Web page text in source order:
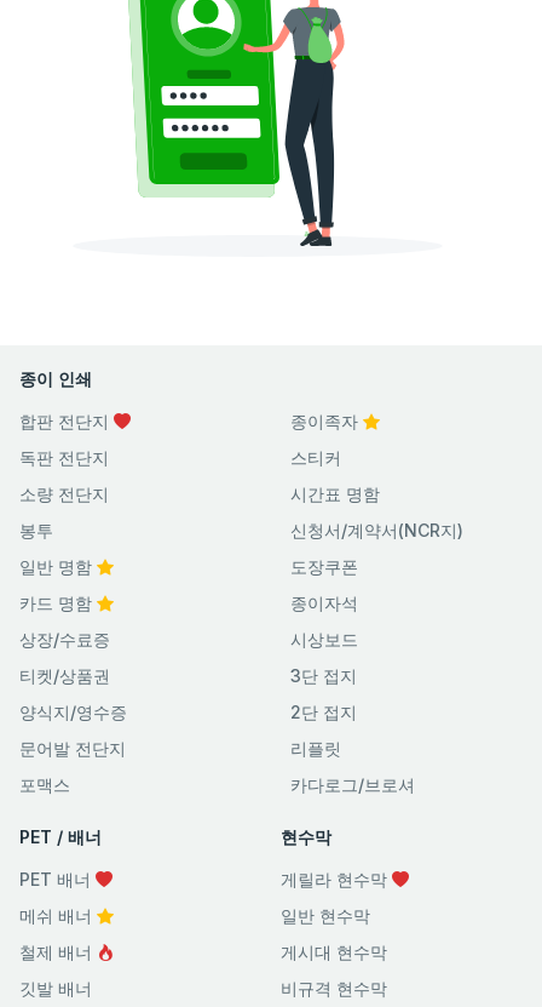
종이 인쇄
합판 전단지
독판 전단지
소량 전단지
봉투
일반 명함
카드 명함
상장/수료증
티켓/상품권
양식지/영수증
문어발 전단지
포맥스
종이족자
스티커
시간표 명함
신청서/계약서(NCR지)
도장쿠폰
종이자석
시상보드
3단 접지
2단 접지
리플릿
카다로그/브로셔
PET / 배너
PET 배너
메쉬 배너
철제 배너
깃발 배너
현수막
게릴라 현수막
일반 현수막
게시대 현수막
비규격 현수막